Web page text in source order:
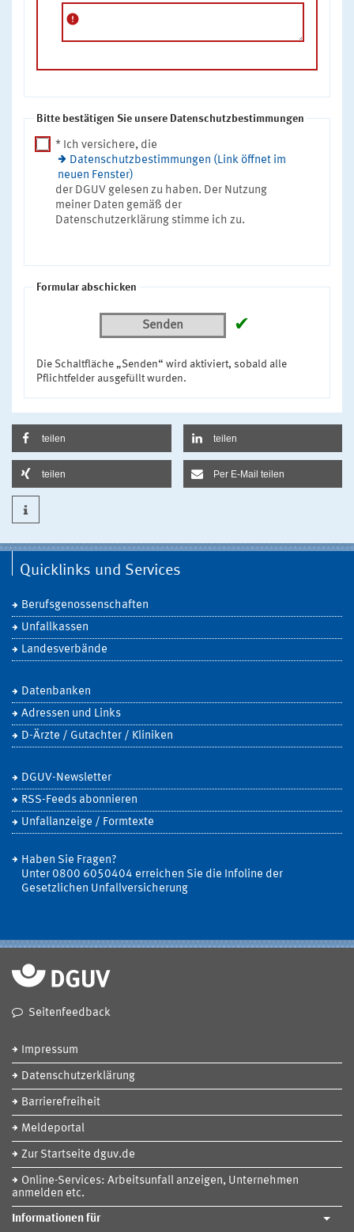
error
Bitte bestätigen Sie unsere Datenschutzbestimmungen
* Ich versichere, die
Datenschutzbestimmungen (Link öffnet im
neuen Fenster)
der DGUV gelesen zu haben. Der Nutzung
meiner Daten gemäß der
Datenschutzerklärung stimme ich zu.
Formular abschicken
Senden ✔
Die Schaltfläche „Senden“ wird aktiviert, sobald alle
Pflichtfelder ausgefüllt wurden.
teilen teilen
teilen Per E-Mail teilen
Quicklinks und Services
Berufsgenossenschaften
Unfallkassen
Landesverbände
Datenbanken
Adressen und Links
D-Ärzte / Gutachter / Kliniken
DGUV-Newsletter
RSS-Feeds abonnieren
Unfallanzeige / Formtexte
Haben Sie Fragen?
Unter 0800 6050404 erreichen Sie die Infoline der
Gesetzlichen Unfallversicherung
Seitenfeedback
Impressum
Datenschutzerklärung
Barrierefreiheit
Meldeportal
Zur Startseite dguv.de
Online-Services: Arbeitsunfall anzeigen, Unternehmen
anmelden etc.
Informationen für